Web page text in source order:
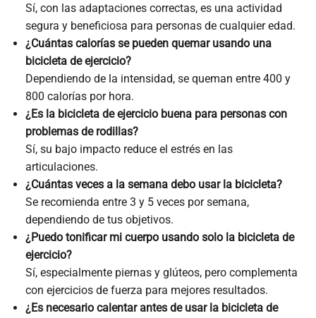
Sí, con las adaptaciones correctas, es una actividad
segura y beneficiosa para personas de cualquier edad.
¿Cuántas calorías se pueden quemar usando una
bicicleta de ejercicio?
Dependiendo de la intensidad, se queman entre 400 y
800 calorías por hora.
¿Es la bicicleta de ejercicio buena para personas con
problemas de rodillas?
Sí, su bajo impacto reduce el estrés en las
articulaciones.
¿Cuántas veces a la semana debo usar la bicicleta?
Se recomienda entre 3 y 5 veces por semana,
dependiendo de tus objetivos.
¿Puedo tonificar mi cuerpo usando solo la bicicleta de
ejercicio?
Sí, especialmente piernas y glúteos, pero complementa
con ejercicios de fuerza para mejores resultados.
¿Es necesario calentar antes de usar la bicicleta de